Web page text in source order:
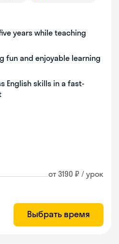
years while teaching
fun and enjoyable learning
English skills in a fast-
от 3190 ₽ / урок
Выбрать время